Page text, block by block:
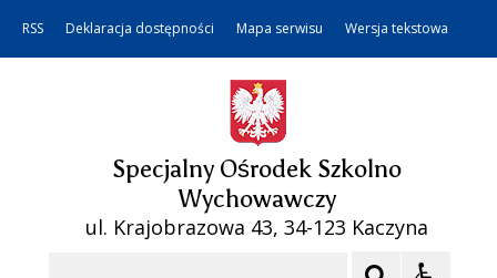
RSS Deklaracja dostępności Mapa serwisu Wersja tekstowa
Specjalny Ośrodek Szkolno
Wychowawczy
ul. Krajobrazowa 43, 34-123 Kaczyna